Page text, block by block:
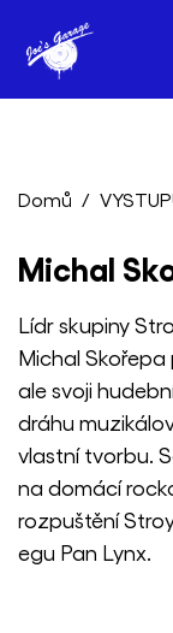
Domů
Michal
Lídr skupiny
Michal
ale svoji
dráhu
vlastní tvorbu.
na domácí
rozpuštění
egu Pan Lynx.